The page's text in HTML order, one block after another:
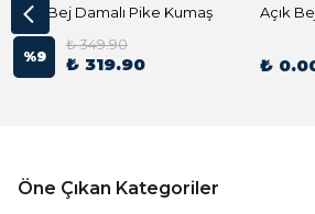
Açık Bej Damalı Pike Kumaş
%9
₺ 349.90
₺ 319.90 ₺
Öne Çıkan Kategoriler